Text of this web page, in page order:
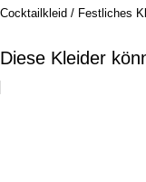
Cocktailkleid / Festliches
Diese Kleider